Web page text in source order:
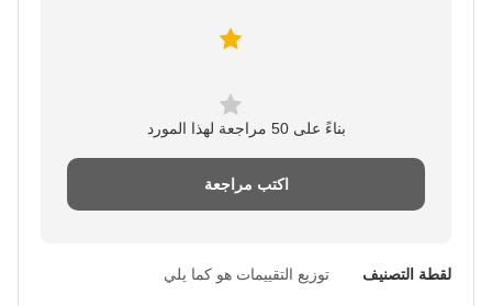
بناءً على 50 مراجعة لهذا المورد
اكتب مراجعة
لقطة التصنيف توزيع التقييمات هو كما يلي